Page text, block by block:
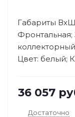
Габариты
Фронтальная;
Цвет: белый;
36 057
Достаточно